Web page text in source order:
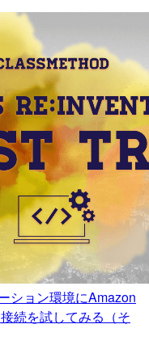
ション環境にAmazon
続を試してみる（そ